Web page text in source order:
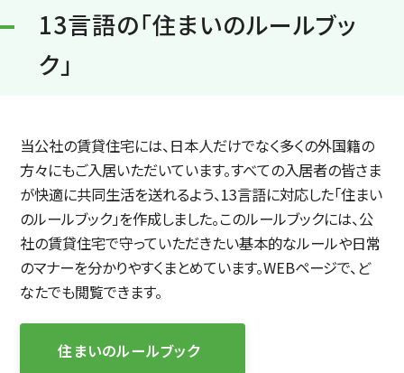
13言語の「住まいのルールブッ
ク」
当公社の賃貸住宅には、日本人だけでなく多くの外国籍の
方々にもご入居いただいています。すべての入居者の皆さま
が快適に共同生活を送れるよう、13言語に対応した「住まい
のルールブック」を作成しました。このルールブックには、公
社の賃貸住宅で守っていただきたい基本的なルールや日常
のマナーを分かりやすくまとめています。WEBページで、ど
なたでも閲覧できます。
住まいのルールブック